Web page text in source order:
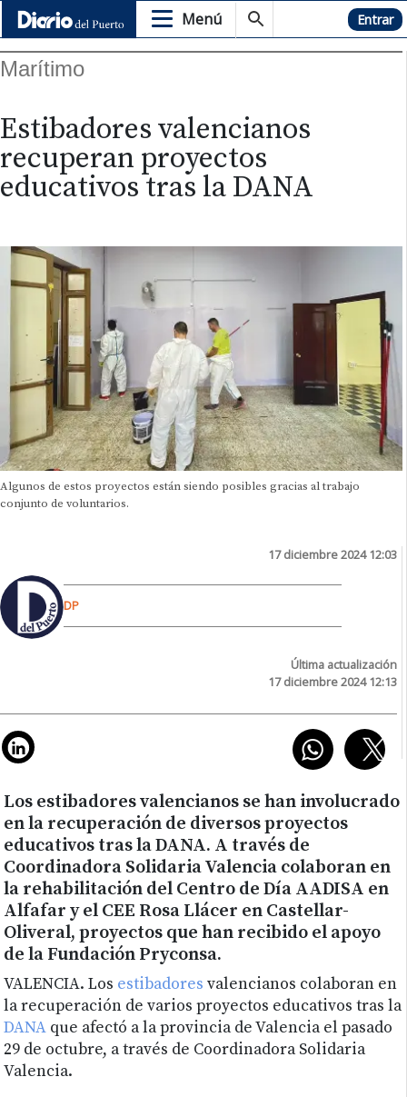
Menú Hemeroteca Entrar
Marítimo
Estibadores valencianos
recuperan proyectos
educativos tras la DANA
Algunos de estos proyectos están siendo posibles gracias al trabajo
conjunto de voluntarios.
17 diciembre 2024 12:03
DP
Última actualización
17 diciembre 2024 12:13
Los estibadores valencianos se han involucrado
en la recuperación de diversos proyectos
educativos tras la DANA. A través de
Coordinadora Solidaria Valencia colaboran en
la rehabilitación del Centro de Día AADISA en
Alfafar y el CEE Rosa Llácer en Castellar-
Oliveral, proyectos que han recibido el apoyo
de la Fundación Pryconsa.
VALENCIA. Los estibadoresvalencianos colaboran en
la recuperación de varios proyectos educativos tras la
DANA que afectó a la provincia de Valencia el pasado
29 de octubre, a través de Coordinadora Solidaria
Valencia.